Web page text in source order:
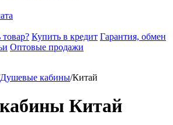
товар? Купить в кредит Гарантия, обмен
Оптовые продажи
Душевые кабины/Китай
Китай